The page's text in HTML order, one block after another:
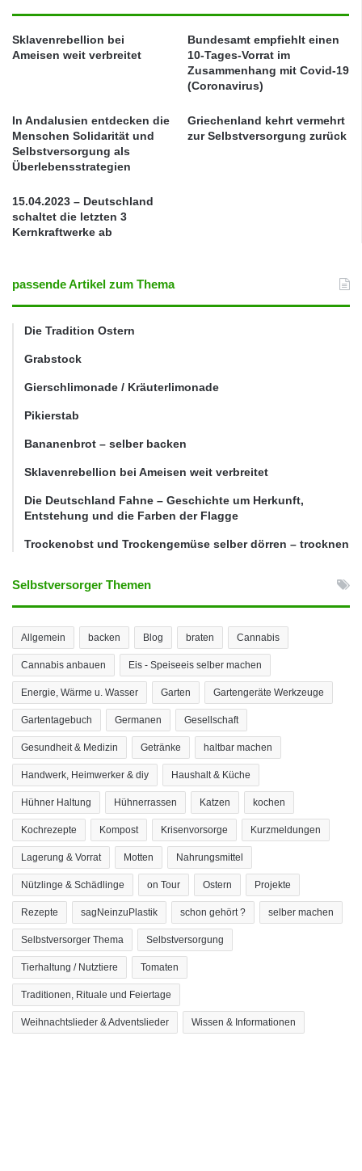
Sklavenrebellion bei
Ameisen weit verbreitet
Bundesamt empfiehlt einen
10-Tages-Vorrat im
Zusammenhang mit Covid-19
(Coronavirus)
In Andalusien entdecken die
Menschen Solidarität und
Selbstversorgung als
Überlebensstrategien
Griechenland kehrt vermehrt
zur Selbstversorgung zurück
15.04.2023 – Deutschland
schaltet die letzten 3
Kernkraftwerke ab
passende Artikel zum Thema
Die Tradition Ostern
Grabstock
Gierschlimonade / Kräuterlimonade
Pikierstab
Bananenbrot – selber backen
Sklavenrebellion bei Ameisen weit verbreitet
Die Deutschland Fahne – Geschichte um Herkunft,
Entstehung und die Farben der Flagge
Trockenobst und Trockengemüse selber dörren – trocknen
Selbstversorger Themen
Allgemein backen Blog braten Cannabis
Cannabis anbauen Eis - Speiseeis selber machen
Energie, Wärme u. Wasser Garten Gartengeräte Werkzeuge
Gartentagebuch Germanen Gesellschaft
Gesundheit & Medizin Getränke haltbar machen
Handwerk, Heimwerker & diy Haushalt & Küche
Hühner Haltung Hühnerrassen Katzen kochen
Kochrezepte Kompost Krisenvorsorge Kurzmeldungen
Lagerung & Vorrat Motten Nahrungsmittel
Nützlinge & Schädlinge on Tour Ostern Projekte
Rezepte sagNeinzuPlastik schon gehört ? selber machen
Selbstversorger Thema Selbstversorgung
Tierhaltung / Nutztiere Tomaten
Traditionen, Rituale und Feiertage
Weihnachtslieder & Adventslieder Wissen & Informationen